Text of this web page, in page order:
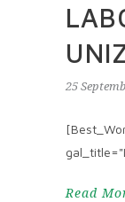
25
Read